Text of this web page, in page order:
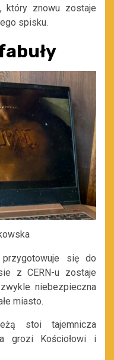
który znowu zostaje
spisku.
się do
z CERN-u zostaje
niebezpieczna
miasto.
stoi tajemnicza
grozi Kościołowi i